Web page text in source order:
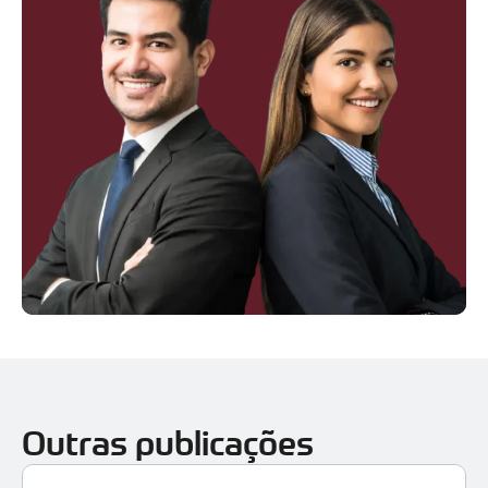
Outras publicações